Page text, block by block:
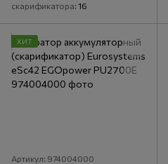
скарификатора 16
ХИТ
Артикул: 974004000